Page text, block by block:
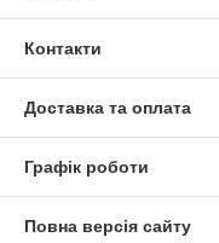
Контакти
Доставка та оплата
Графік роботи
Повна версія сайту